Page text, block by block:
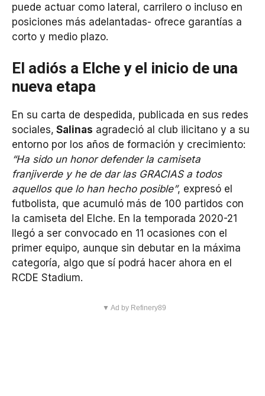
puede actuar como lateral, carrilero o incluso en
posiciones más adelantadas- ofrece garantías a
corto y medio plazo.
El adiós a Elche y el inicio de una
nueva etapa
En su carta de despedida, publicada en sus redes
sociales, Salinas agradeció al club ilicitano y a su
entorno por los años de formación y crecimiento:
“Ha sido un honor defender la camiseta
franjiverde y he de dar las GRACIAS a todos
aquellos que lo han hecho posible”, expresó el
futbolista, que acumuló más de 100 partidos con
la camiseta del Elche. En la temporada 2020-21
llegó a ser convocado en 11 ocasiones con el
primer equipo, aunque sin debutar en la máxima
categoría, algo que sí podrá hacer ahora en el
RCDE Stadium.
▼ Ad by Refinery89